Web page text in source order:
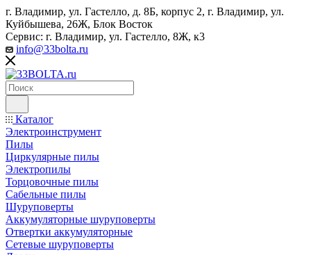
г. Владимир, ул. Гастелло, д. 8Б, корпус 2, г. Владимир, ул. ​
Куйбышева, 26Ж, Блок Восток
Сервис: г. Владимир, ул. Гастелло, 8Ж, к3
info@33bolta.ru
Каталог
Электроинструмент
Пилы
Циркулярные пилы
Электропилы
Торцовочные пилы
Сабельные пилы
Шуруповерты
Аккумуляторные шуруповерты
Отвертки аккумуляторные
Сетевые шуруповерты